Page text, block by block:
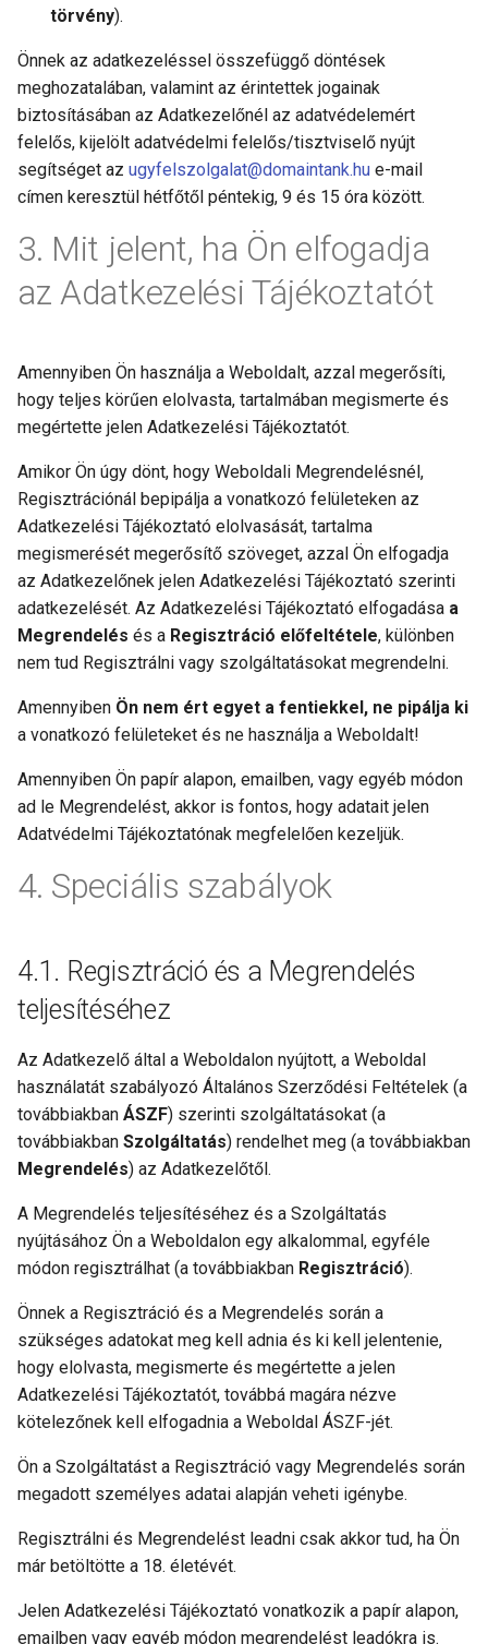
törvény).
Önnek az adatkezeléssel összefüggő döntések
meghozatalában, valamint az érintettek jogainak
biztosításában az Adatkezelőnél az adatvédelemért
felelős, kijelölt adatvédelmi felelős/tisztviselő nyújt
segítséget az ugyfelszolgalat@domaintank.hu e-mail
címen keresztül hétfőtől péntekig, 9 és 15 óra között.
Mit jelent, ha Ön elfogadja
az Adatkezelési Tájékoztatót
Amennyiben Ön használja a Weboldalt, azzal megerősíti,
hogy teljes körűen elolvasta, tartalmában megismerte és
megértette jelen Adatkezelési Tájékoztatót.
Amikor Ön úgy dönt, hogy Weboldali Megrendelésnél,
Regisztrációnál bepipálja a vonatkozó felületeken az
Adatkezelési Tájékoztató elolvasását, tartalma
megismerését megerősítő szöveget, azzal Ön elfogadja
az Adatkezelőnek jelen Adatkezelési Tájékoztató szerinti
adatkezelését. Az Adatkezelési Tájékoztató elfogadása a
Megrendelés és a Regisztráció előfeltétele, különben
nem tud Regisztrálni vagy szolgáltatásokat megrendelni.
Amennyiben Ön nem ért egyet a fentiekkel, ne pipálja ki
a vonatkozó felületeket és ne használja a Weboldalt!
Amennyiben Ön papír alapon, emailben, vagy egyéb módon
ad le Megrendelést, akkor is fontos, hogy adatait jelen
Adatvédelmi Tájékoztatónak megfelelően kezeljük.
Speciális szabályok
Regisztráció és a Megrendelés
teljesítéséhez
Az Adatkezelő által a Weboldalon nyújtott, a Weboldal
használatát szabályozó Általános Szerződési Feltételek (a
továbbiakban ÁSZF) szerinti szolgáltatásokat (a
továbbiakban Szolgáltatás) rendelhet meg (a továbbiakban
Megrendelés) az Adatkezelőtől.
A Megrendelés teljesítéséhez és a Szolgáltatás
nyújtásához Ön a Weboldalon egy alkalommal, egyféle
módon regisztrálhat (a továbbiakban Regisztráció).
Önnek a Regisztráció és a Megrendelés során a
szükséges adatokat meg kell adnia és ki kell jelentenie,
hogy elolvasta, megismerte és megértette a jelen
Adatkezelési Tájékoztatót, továbbá magára nézve
kötelezőnek kell elfogadnia a Weboldal ÁSZF-jét.
Ön a Szolgáltatást a Regisztráció vagy Megrendelés során
megadott személyes adatai alapján veheti igénybe.
Regisztrálni és Megrendelést leadni csak akkor tud, ha Ön
már betöltötte a 18. életévét.
Jelen Adatkezelési Tájékoztató vonatkozik a papír alapon,
emailben vagy egyéb módon megrendelést leadókra is.